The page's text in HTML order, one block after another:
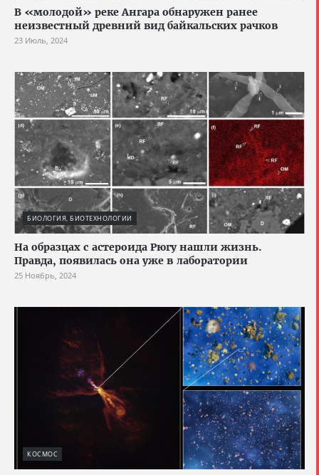
В «молодой» реке Ангара обнаружен ранее
неизвестный древний вид байкальских рачков
23 Июль, 2024
БИОЛОГИЯ, БИОТЕХНОЛОГИИ
На образцах с астероида Рюгу нашли жизнь.
Правда, появилась она уже в лаборатории
25 Ноябрь, 2024
КОСМОС